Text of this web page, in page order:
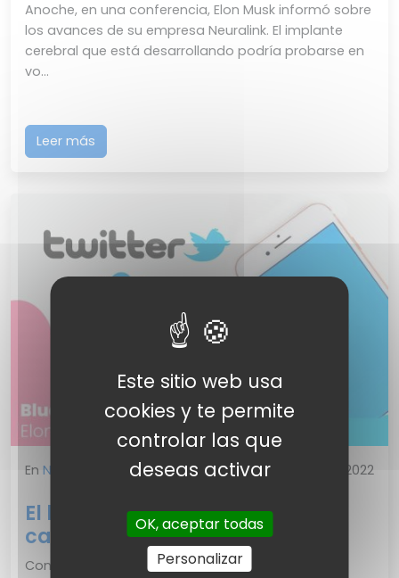
Anoche, en una conferencia, Elon Musk informó sobre
los avances de su empresa Neuralink. El implante
cerebral que está desarrollando podría probarse en
vo...
Leer más
En Noticias jue., 10/11/2022
El blue check de Twitter está
causando estragos.
Con unos días de retraso respecto a lo previsto
Este sitio web usa
cookies y te permite
controlar las que
deseas activar
OK, aceptar todas
Personalizar